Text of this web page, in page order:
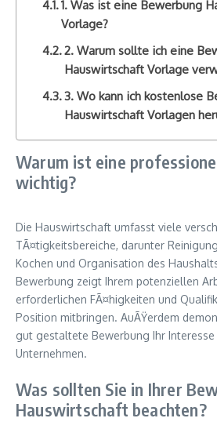
1. Was ist eine Bewerbung
Vorlage?
2. Warum sollte ich eine
Hauswirtschaft Vorlage
3. Wo kann ich kostenlose
Hauswirtschaft Vorlagen
Warum ist eine
wichtig?
Die Hauswirtschaft umfasst viele
TÃ¤tigkeitsbereiche, darunter
Kochen und Organisation des
Bewerbung zeigt Ihrem potenziellen
erforderlichen FÃ¤higkeiten und
Position mitbringen. AuÃŸerdem
gut gestaltete Bewerbung Ihr
Unternehmen.
Was sollten Sie in Ihrer
Hauswirtschaft beachten?